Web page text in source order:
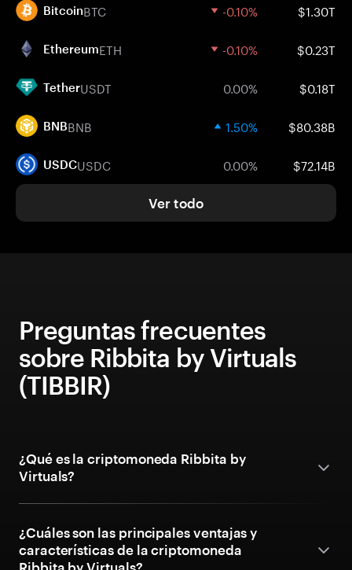
BitcoinBTC -0.10% $1.30T
EthereumETH -0.10% $0.23T
TetherUSDT 0.00% $0.18T
BNBBNB 1.50% $80.38B
USDCUSDC 0.00% $72.14B
Ver todo
Preguntas frecuentes
sobre Ribbita by Virtuals
(TIBBIR)
¿Qué es la criptomoneda Ribbita by
Virtuals?
¿Cuáles son las principales ventajas y
características de la criptomoneda
Ribbita by Virtuals?